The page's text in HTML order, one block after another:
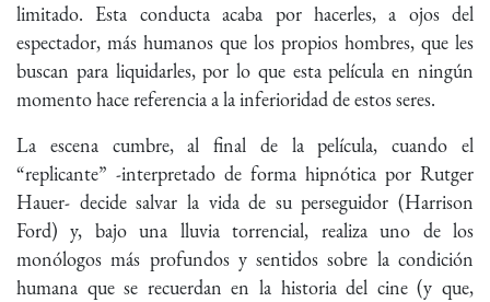
limitado. Esta conducta acaba por hacerles, a ojos del
espectador, más humanos que los propios hombres, que les
buscan para liquidarles, por lo que esta película en ningún
momento hace referencia a la inferioridad de estos seres.
La escena cumbre, al final de la película, cuando el
“replicante” -interpretado de forma hipnótica por Rutger
Hauer- decide salvar la vida de su perseguidor (Harrison
Ford) y, bajo una lluvia torrencial, realiza uno de los
monólogos más profundos y sentidos sobre la condición
humana que se recuerdan en la historia del cine (y que,